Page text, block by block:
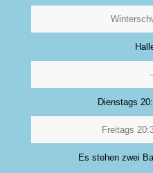
Dienstags
Freitags
Es stehen zwei